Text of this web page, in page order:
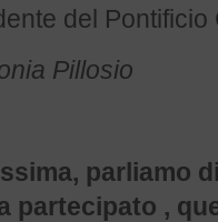
del
Pillosio
parliamo
partecipato ,